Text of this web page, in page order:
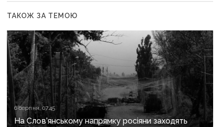
ТАКОЖ ЗА ТЕМОЮ
6 серпня, 07:45
На Слов’янському напрямку росіяни заходять